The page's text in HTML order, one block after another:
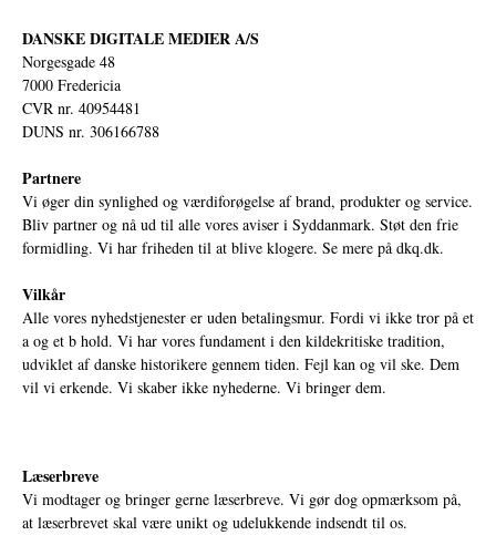
DANSKE DIGITALE MEDIER A/S
Norgesgade 48
7000 Fredericia
CVR nr. 40954481
DUNS nr. 306166788
Partnere
Vi øger din synlighed og værdiforøgelse af brand, produkter og service.
Bliv partner og nå ud til alle vores aviser i Syddanmark. Støt den frie
formidling. Vi har friheden til at blive klogere. Se mere på dkq.dk.
Vilkår
Alle vores nyhedstjenester er uden betalingsmur. Fordi vi ikke tror på et
a og et b hold. Vi har vores fundament i den kildekritiske tradition,
udviklet af danske historikere gennem tiden. Fejl kan og vil ske. Dem
vil vi erkende. Vi skaber ikke nyhederne. Vi bringer dem.
Læserbreve
Vi modtager og bringer gerne læserbreve. Vi gør dog opmærksom på,
at læserbrevet skal være unikt og udelukkende indsendt til os.